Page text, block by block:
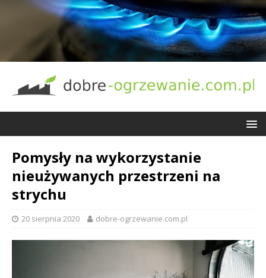
Pomysły na wykorzystanie
nieużywanych przestrzeni na
strychu
20 sierpnia 2020 dobre-ogrzewanie.com.pl